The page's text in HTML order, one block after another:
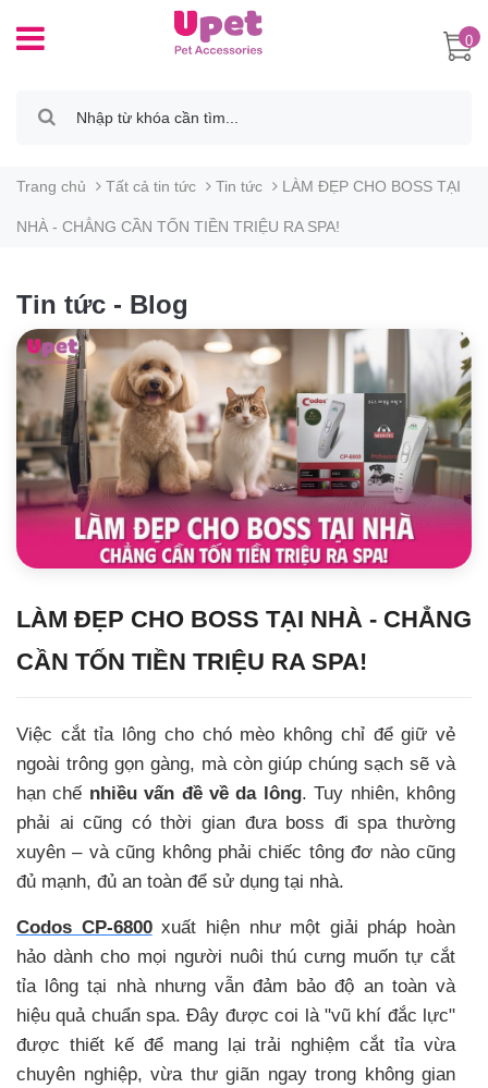
0
Trang chủ Tất cả tin tức Tin tức LÀM ĐẸP CHO BOSS TẠI
NHÀ - CHẲNG CẦN TỐN TIỀN TRIỆU RA SPA!
Tin tức - Blog
LÀM ĐẸP CHO BOSS TẠI NHÀ - CHẲNG
CẦN TỐN TIỀN TRIỆU RA SPA!
Việc cắt tỉa lông cho chó mèo không chỉ để giữ vẻ
ngoài trông gọn gàng, mà còn giúp chúng sạch sẽ và
hạn chế nhiều vấn đề về da lông. Tuy nhiên, không
phải ai cũng có thời gian đưa boss đi spa thường
xuyên – và cũng không phải chiếc tông đơ nào cũng
đủ mạnh, đủ an toàn để sử dụng tại nhà.
Codos CP-6800xuất hiện như một giải pháp hoàn
hảo dành cho mọi người nuôi thú cưng muốn tự cắt
tỉa lông tại nhà nhưng vẫn đảm bảo độ an toàn và
hiệu quả chuẩn spa. Đây được coi là "vũ khí đắc lực"
được thiết kế để mang lại trải nghiệm cắt tỉa vừa
chuyên nghiệp, vừa thư giãn ngay trong không gian